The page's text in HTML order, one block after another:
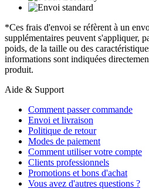
*Ces frais d'envoi se réfèrent à un
supplémentaires peuvent s'appliquer,
poids, de la taille ou des
informations sont indiquées
produit.
Aide & Support
Comment passer commande
Envoi et livraison
Politique de retour
Modes de paiement
Comment utiliser votre compte
Clients professionnels
Promotions et bons d'achat
Vous avez d'autres questions ?